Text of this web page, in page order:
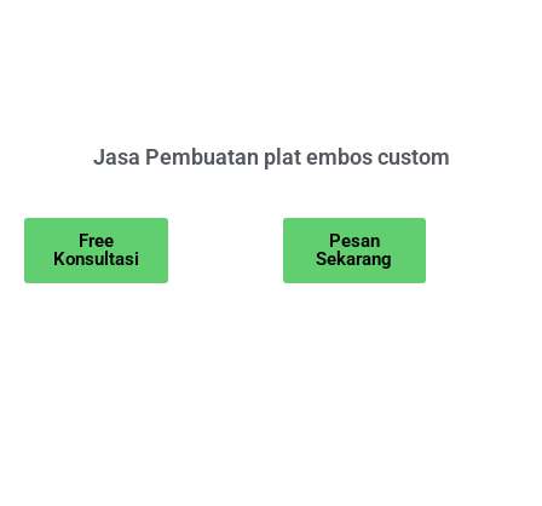
Jasa Pembuatan plat embos custom
Free
Konsultasi
Pesan
Sekarang